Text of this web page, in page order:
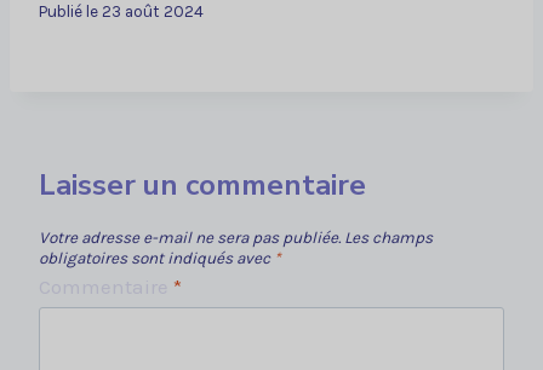
Publié le 23 août 2024
Laisser un commentaire
Votre adresse e-mail ne sera pas publiée. Les champs
obligatoires sont indiqués avec *
*